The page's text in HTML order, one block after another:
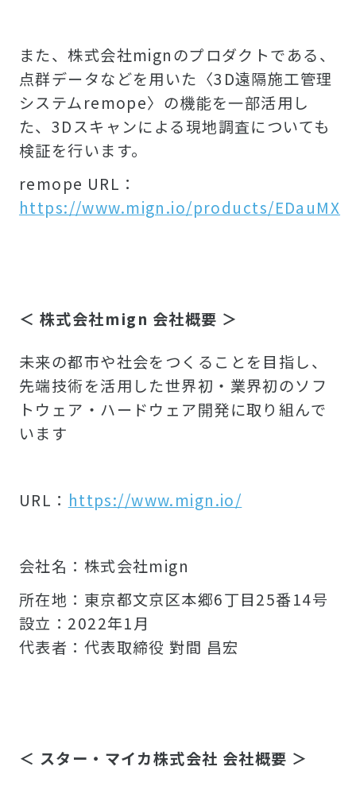
また、株式会社mignのプロダクトである、
点群データなどを用いた〈3D遠隔施工管理
システムremope〉の機能を一部活用し
た、3Dスキャンによる現地調査についても
検証を行います。
remope URL：
https://www.mign.io/products/EDauMX
＜ 株式会社mign 会社概要 ＞
未来の都市や社会をつくることを目指し、
先端技術を活用した世界初・業界初のソフ
トウェア・ハードウェア開発に取り組んで
います
URL： https://www.mign.io/
会社名：株式会社mign
所在地：東京都文京区本郷6丁目25番14号
設立：2022年1月
代表者：代表取締役 對間 昌宏
＜ スター・マイカ株式会社 会社概要 ＞